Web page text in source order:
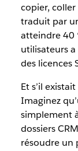
copier,
traduit par
atteindre 40
utilisateurs
des licences
Et s’il
Imaginez
simplement
dossiers
résoudre un